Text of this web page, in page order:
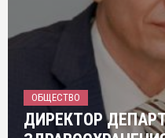
ОБЩЕСТВО
ДИРЕКТОР